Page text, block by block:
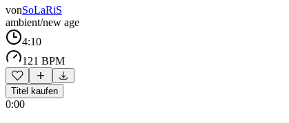
vonSoLaRiS
ambient/new age
4:10
121 BPM
Titel kaufen
0:00